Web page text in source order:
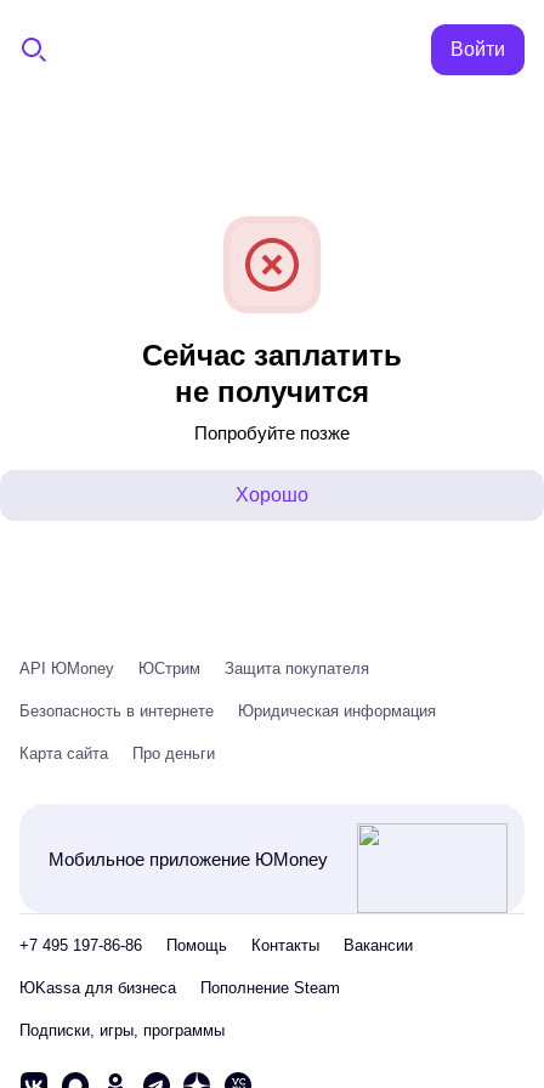
Войти
Сейчас заплатить
не получится
Попробуйте позже
Хорошо
API ЮMoney ЮСтрим Защита покупателя
Безопасность в интернете Юридическая информация
Карта сайта Про деньги
Мобильное приложение ЮMoney
+7 495 197-86-86 Помощь Контакты Вакансии
ЮKassa для бизнеса Пополнение Steam
Подписки, игры, программы